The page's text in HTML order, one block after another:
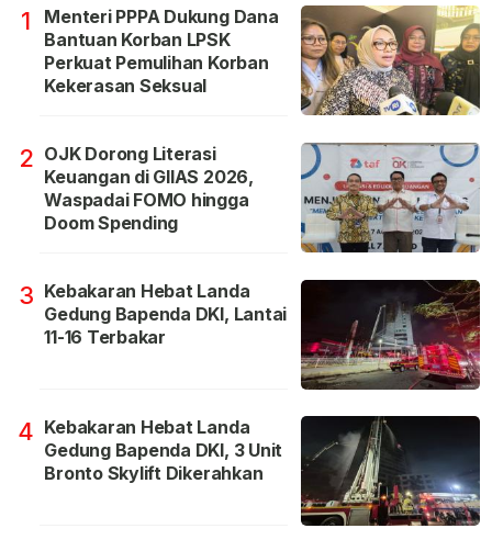
1
Menteri PPPA Dukung Dana
Bantuan Korban LPSK
Perkuat Pemulihan Korban
Kekerasan Seksual
2 OJK Dorong Literasi
Keuangan di GIIAS 2026,
Waspadai FOMO hingga
Doom Spending
3 Kebakaran Hebat Landa
Gedung Bapenda DKI, Lantai
11-16 Terbakar
4 Kebakaran Hebat Landa
Gedung Bapenda DKI, 3 Unit
Bronto Skylift Dikerahkan